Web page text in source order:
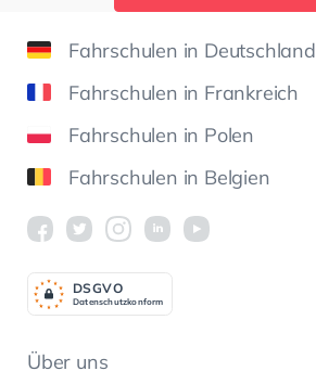
Fahrschulen in Deutschland
Fahrschulen in Frankreich
Fahrschulen in Polen
Fahrschulen in Belgien
Über uns
Datenschutzkonform
DSGVO